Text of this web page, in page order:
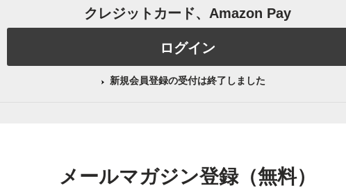
クレジットカード、Amazon Pay
ログイン
新規会員登録の受付は終了しました
メールマガジン登録（無料）